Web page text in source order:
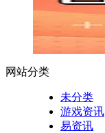
网站分类
未分类
游戏资讯
易资讯